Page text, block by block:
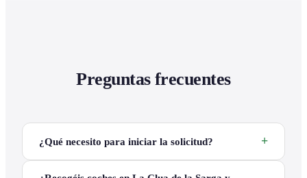
Preguntas frecuentes
¿Qué necesito para iniciar la solicitud?